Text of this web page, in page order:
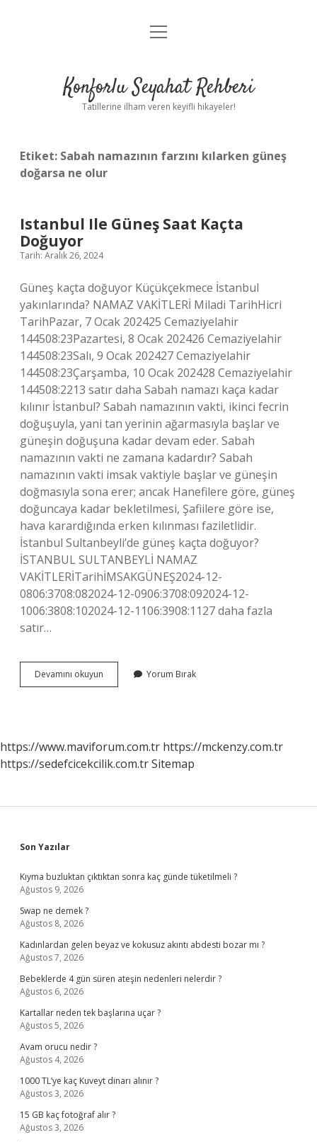
Anasayfa
Yasal Uyarı
menüyü
Konforlu Seyahat Rehberi
Tatillerine ilham veren keyifli hikayeler!
Etiket: Sabah namazının farzını kılarken güneş
doğarsa ne olur
Istanbul Ile Güneş Saat Kaçta
Doğuyor
Tarih: Aralık 26, 2024
Güneş kaçta doğuyor Küçükçekmece İstanbul
yakınlarında? NAMAZ VAKİTLERİ Miladi TarihHicri
TarihPazar, 7 Ocak 202425 Cemaziyelahir
144508:23Pazartesi, 8 Ocak 202426 Cemaziyelahir
144508:23Salı, 9 Ocak 202427 Cemaziyelahir
144508:23Çarşamba, 10 Ocak 202428 Cemaziyelahir
144508:2213 satır daha Sabah namazı kaça kadar
kılınır İstanbul? Sabah namazının vakti, ikinci fecrin
doğuşuyla, yani tan yerinin ağarmasıyla başlar ve
güneşin doğuşuna kadar devam eder. Sabah
namazının vakti ne zamana kadardır? Sabah
namazının vakti imsak vaktiyle başlar ve güneşin
doğmasıyla sona erer; ancak Hanefilere göre, güneş
doğuncaya kadar bekletilmesi, Şafiilere göre ise,
hava karardığında erken kılınması faziletlidir.
İstanbul Sultanbeyli’de güneş kaçta doğuyor?
İSTANBUL SULTANBEYLİ NAMAZ
VAKİTLERİTarihİMSAKGÜNEŞ2024-12-
0806:3708:082024-12-0906:3708:092024-12-
1006:3808:102024-12-1106:3908:1127 daha fazla
satır…
Devamını okuyun Istanbul
Ile
Yorum Bırak
https://www.maviforum.com.tr https://mckenzy.com.tr
https://sedefcicekcilik.com.trSitemap
Sidebar
Son Yazılar
Kıyma buzluktan çıktıktan sonra kaç günde tüketilmeli ?
Ağustos 9, 2026
Swap ne demek ?
Ağustos 8, 2026
Kadınlardan gelen beyaz ve kokusuz akıntı abdesti bozar mı ?
Ağustos 7, 2026
Bebeklerde 4 gün süren ateşin nedenleri nelerdir ?
Ağustos 6, 2026
Kartallar neden tek başlarına uçar ?
Ağustos 5, 2026
Avam orucu nedir ?
Ağustos 4, 2026
1000 TL’ye kaç Kuveyt dinarı alınır ?
Ağustos 3, 2026
15 GB kaç fotoğraf alır ?
Ağustos 3, 2026